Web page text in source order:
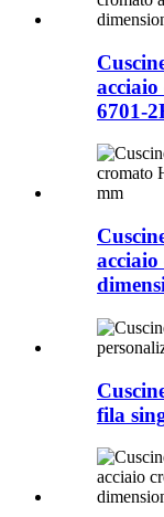
6701-
fila